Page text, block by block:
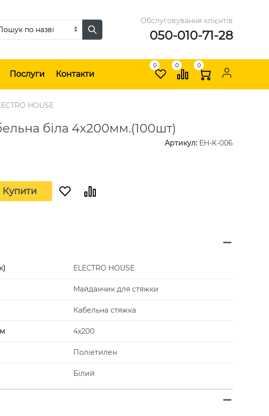
Обслуговування клієнтів
050-010-71-28
Послуги Контакти
0 0 0
HOUSE
біла 4x200мм.(100шт)
Артикул: EH-K-006
Купити
ELECTRO HOUSE
Майданчик для стяжки
Кабельна стяжка
4х200
Поліетилен
Білий